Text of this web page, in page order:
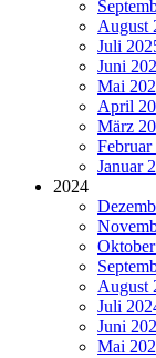
August
Juli
Juni
Mai
April
März
Februar
Januar
2024
August
Juli
Juni
Mai